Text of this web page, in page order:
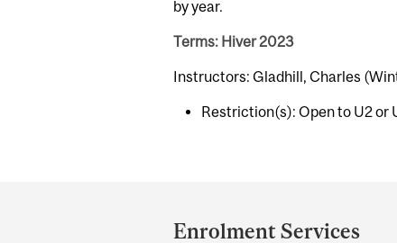
by year.
Terms: Hiver 2023
Instructors: Gladhill, Charles
Restriction(s): Open to U2 or
and
Enrolment Services